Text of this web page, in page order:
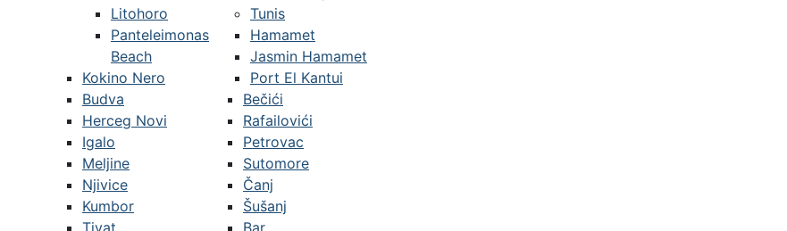
Litohoro
Panteleimonas
Beach
Kokino Nero
Budva
Herceg Novi
Igalo
Meljine
Njivice
Kumbor
Tivat
Bečići
Rafailovići
Petrovac
Sutomore
Čanj
Šušanj
Bar
Tunis
Hamamet
Jasmin Hamamet
Port El Kantui